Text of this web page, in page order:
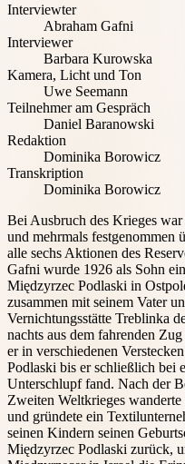
Interviewter
Abraham Gafni
Interviewer
Barbara Kurowska
Kamera, Licht und Ton
Uwe Seemann
Teilnehmer am Gespräch
Daniel Baranowski
Redaktion
Dominika Borowicz
Transkription
Dominika Borowicz
Bei Ausbruch des Krieges
und mehrmals festgenommen
alle sechs Aktionen des
Gafni wurde 1926 als Sohn
Międzyrzec Podlaski in
zusammen mit seinem Vater
Vernichtungsstätte Treblinka
nachts aus dem fahrenden
er in verschiedenen
Podlaski bis er schließlich bei
Unterschlupf fand. Nach der
Zweiten Weltkrieges
und gründete ein
seinen Kindern seinen
Międzyrzec Podlaski zurück,